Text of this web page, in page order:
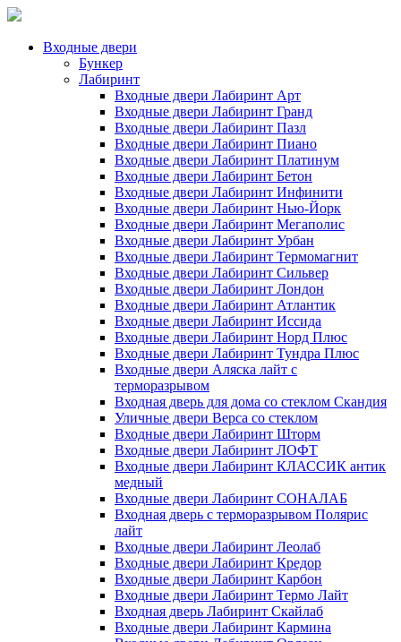
Входные двери
Бункер
Лабиринт
Входные двери Лабиринт Арт
Входные двери Лабиринт Гранд
Входные двери Лабиринт Пазл
Входные двери Лабиринт Пиано
Входные двери Лабиринт Платинум
Входные двери Лабиринт Бетон
Входные двери Лабиринт Инфинити
Входные двери Лабиринт Нью-Йорк
Входные двери Лабиринт Мегаполис
Входные двери Лабиринт Урбан
Входные двери Лабиринт Термомагнит
Входные двери Лабиринт Сильвер
Входные двери Лабиринт Лондон
Входные двери Лабиринт Атлантик
Входные двери Лабиринт Иссида
Входные двери Лабиринт Норд Плюс
Входные двери Лабиринт Тундра Плюс
Входные двери Аляска лайт с
терморазрывом
Входная дверь для дома со стеклом Скандия
Уличные двери Верса со стеклом
Входные двери Лабиринт Шторм
Входные двери Лабиринт ЛОФТ
Входные двери Лабиринт КЛАССИК антик
медный
Входные двери Лабиринт СОНАЛАБ
Входная дверь с терморазрывом Полярис
лайт
Входные двери Лабиринт Леолаб
Входные двери Лабиринт Кредор
Входные двери Лабиринт Карбон
Входные двери Лабиринт Термо Лайт
Входная дверь Лабиринт Скайлаб
Входные двери Лабиринт Кармина